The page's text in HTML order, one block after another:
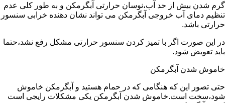
گرم شدن بیش از حد آب،نوسان حرارتی آبگرمکن و به طور کلی عدم
تنظیم دمای آب خروجی آبگرمکن می تواند نشان دهنده خرابی سنسور
حرارتی باشد.
در این صورت اگر با تمیز کردن سنسور حرارتی مشکل رفع نشد،حتما
باید تعویض شود.
خاموش شدن آبگرمکن
حتی تصور این که هنگامی که در حمام هستید و آبگرمکن خاموش
شود،سخت است.خاموش شدن آبگرمکن یکی مشکلات رایجی است